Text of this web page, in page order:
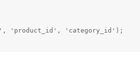
'product_id', 'category_id');